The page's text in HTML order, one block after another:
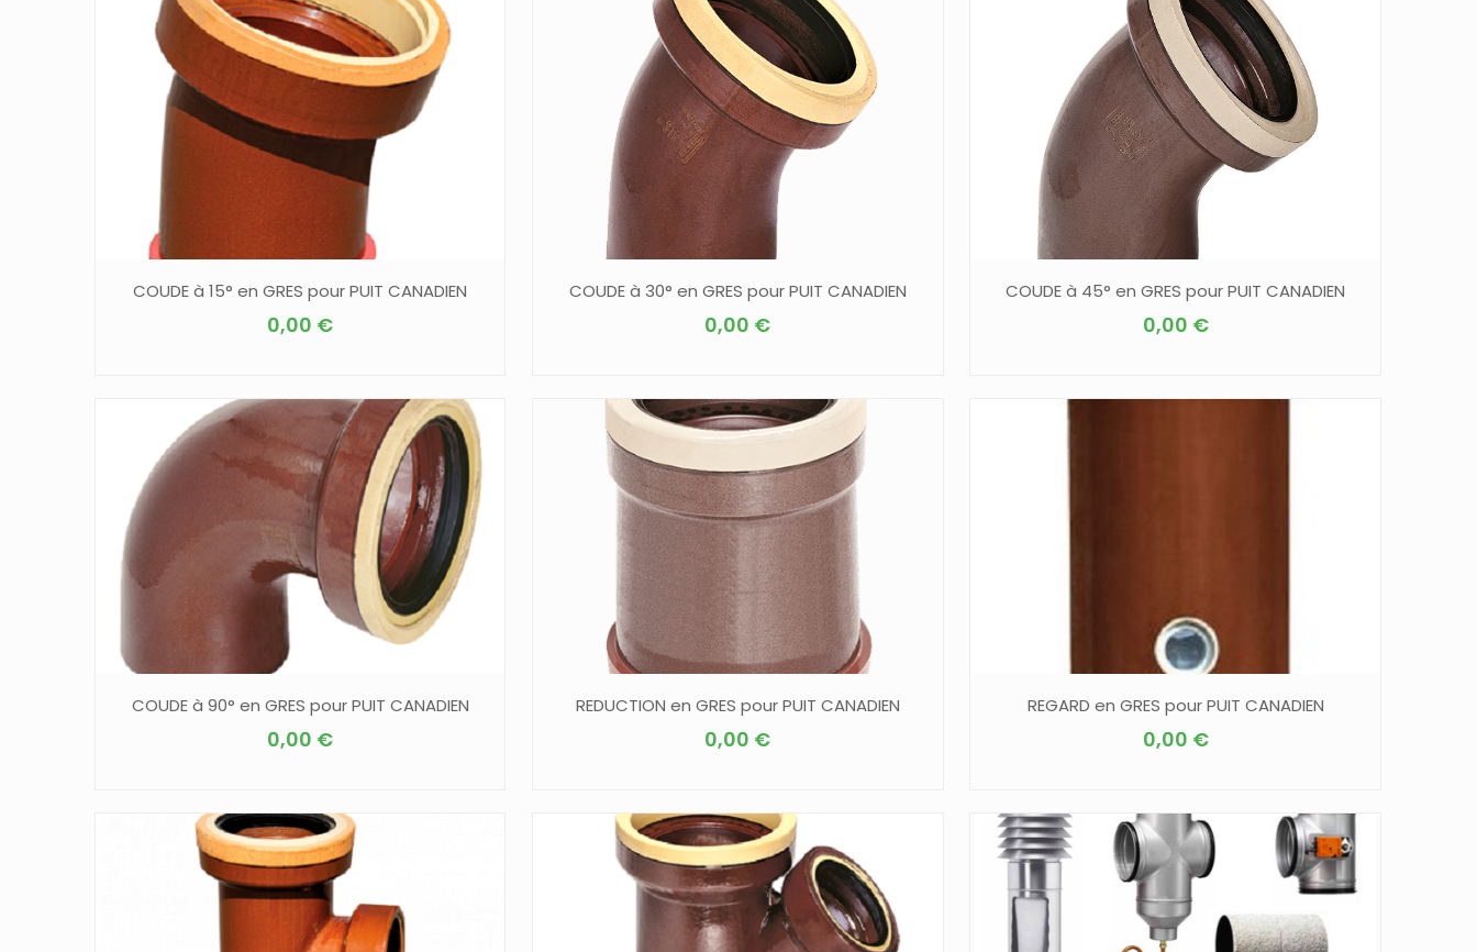
COUDE à 15° en GRES pour PUIT CANADIEN
0,00 €
COUDE à 30° en GRES pour PUIT CANADIEN
0,00 €
COUDE à 45° en GRES pour PUIT CANADIEN
0,00 €
COUDE à 90° en GRES pour PUIT CANADIEN
0,00 €
REDUCTION en GRES pour PUIT CANADIEN
0,00 €
REGARD en GRES pour PUIT CANADIEN
0,00 €